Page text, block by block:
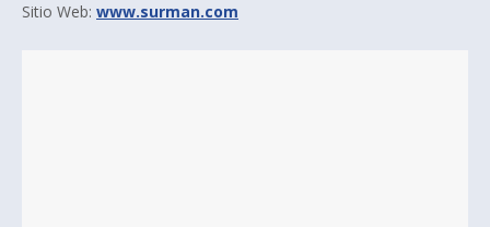
Sitio Web: www.surman.com